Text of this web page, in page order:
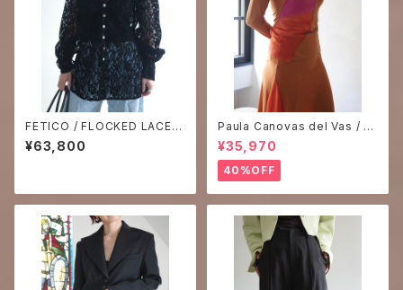
FETICO / FLOCKED LACE S
AILOR COLLAR BLOUSE -B
LACK-
¥63,800
Paula Canovas del Vas / W
OOZY TOP
¥35,970
40%OFF